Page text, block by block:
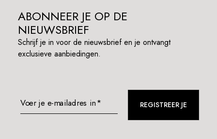
ABONNEER JE OP DE
NIEUWSBRIEF
Schrijf je in voor de nieuwsbrief en je ontvangt
exclusieve aanbiedingen.
Voer je e-mailadres in* REGISTREER JE